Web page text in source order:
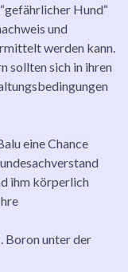
Hund“
und
werden kann.
sollten sich in ihren
eine Chance
ihm körperlich
Boron unter der